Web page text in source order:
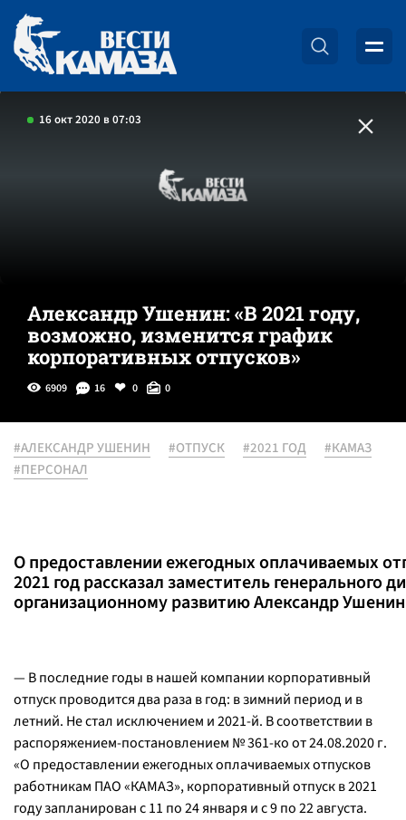
16 окт 2020 в 07:03
Александр Ушенин: «В 2021 году,
возможно, изменится график
корпоративных отпусков»
6909 16 0 0
#АЛЕКСАНДР УШЕНИН #ОТПУСК #2021 ГОД
#КАМАЗ
#ПЕРСОНАЛ
О предоставлении ежегодных оплачиваемых
2021 год рассказал заместитель генерального
организационному развитию Александр
— В последние годы в нашей компании корпоративный
отпуск проводится два раза в год: в зимний период и в
летний. Не стал исключением и 2021-й. В соответствии в
распоряжением-постановлением № 361-ко от 24.08.2020 г.
«О предоставлении ежегодных оплачиваемых отпусков
работникам ПАО «КАМАЗ», корпоративный отпуск в 2021
году запланирован с 11 по 24 января и с 9 по 22 августа.